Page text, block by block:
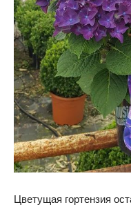
Цветущая гортензия